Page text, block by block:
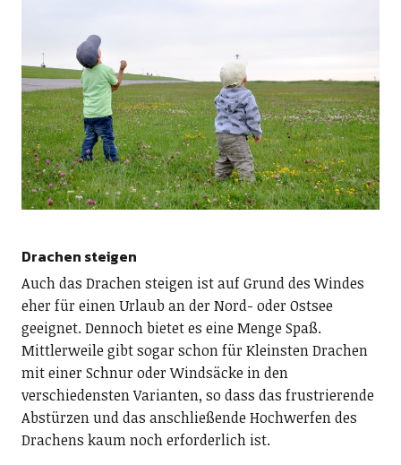
Drachen steigen
Auch das Drachen steigen ist auf Grund des Windes
eher für einen Urlaub an der Nord- oder Ostsee
geeignet. Dennoch bietet es eine Menge Spaß.
Mittlerweile gibt sogar schon für Kleinsten Drachen
mit einer Schnur oder Windsäcke in den
verschiedensten Varianten, so dass das frustrierende
Abstürzen und das anschließende Hochwerfen des
Drachens kaum noch erforderlich ist.